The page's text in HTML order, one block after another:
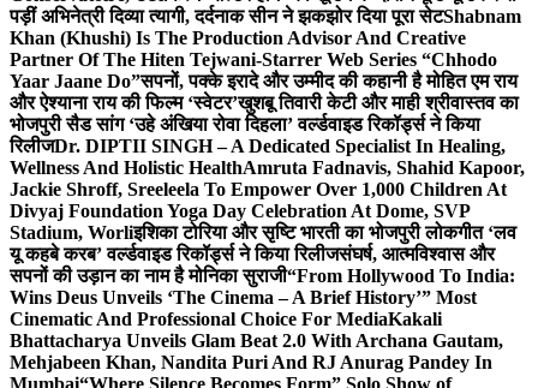
पड़ीं अभिनेत्री दिव्या त्यागी, दर्दनाक सीन ने झकझोर दिया पूरा सेटShabnam
Khan (Khushi) Is The Production Advisor And Creative
Partner Of The Hiten Tejwani-Starrer Web Series “Chhodo
Yaar Jaane Do”सपनों, पक्के इरादे और उम्मीद की कहानी है मोहित एम राय
और ऐश्याना राय की फिल्म ‘स्वेटर’खुशबू तिवारी केटी और माही श्रीवास्तव का
भोजपुरी सैड सांग ‘उहे अंखिया रोवा दिहला’ वर्ल्डवाइड रिकॉर्ड्स ने किया
रिलीजDr. DIPTII SINGH – A Dedicated Specialist In Healing,
Wellness And Holistic HealthAmruta Fadnavis, Shahid Kapoor,
Jackie Shroff, Sreeleela To Empower Over 1,000 Children At
Divyaj Foundation Yoga Day Celebration At Dome, SVP
Stadium, Worliइशिका टोरिया और सृष्टि भारती का भोजपुरी लोकगीत ‘लव
यू कहबे करब’ वर्ल्डवाइड रिकॉर्ड्स ने किया रिलीजसंघर्ष, आत्मविश्वास और
सपनों की उड़ान का नाम है मोनिका सुराजी“From Hollywood To India:
Wins Deus Unveils ‘The Cinema – A Brief History’” Most
Cinematic And Professional Choice For MediaKakali
Bhattacharya Unveils Glam Beat 2.0 With Archana Gautam,
Mehjabeen Khan, Nandita Puri And RJ Anurag Pandey In